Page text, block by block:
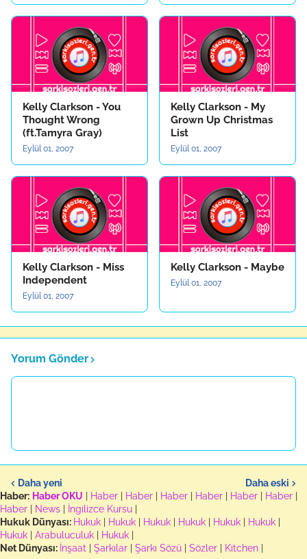
Kelly Clarkson - You
Thought Wrong
(ft.Tamyra Gray)
Eylül 01, 2007
Kelly Clarkson - My
Grown Up Christmas
List
Eylül 01, 2007
Kelly Clarkson - Miss
Independent
Eylül 01, 2007
Kelly Clarkson - Maybe
Eylül 01, 2007
Yorum Gönder
Daha yeni
Daha eski
Haber: Haber OKU Haber Haber Haber Haber Haber Haber
Haber
News İngilizce Kursu
Hukuk Dünyası: Hukuk Hukuk Hukuk Hukuk Hukuk Hukuk
Hukuk
Arabuluculuk Hukuk
Net Dünyası: İnşaat Şarkılar Şarkı Sözü Sözler Kitchen